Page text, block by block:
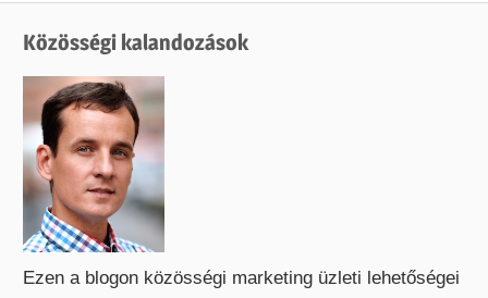
Közösségi kalandozások
Ezen a blogon közösségi marketing üzleti lehetőségei